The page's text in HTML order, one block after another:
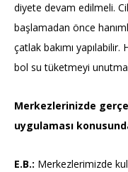
diyete devam edilmeli.
başlamadan önce
çatlak bakımı
bol su tüketmeyi
Merkezlerinizde
uygulaması
E.B.: Merkezlerimizde